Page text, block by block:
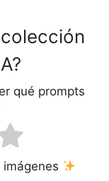
qué prompts